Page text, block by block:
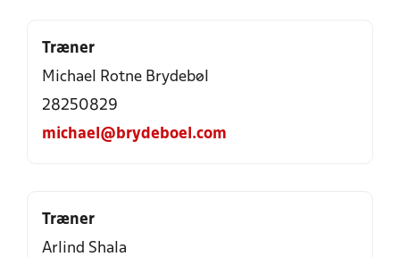
Træner
Michael Rotne Brydebøl
28250829
michael@brydeboel.com
Træner
Arlind Shala